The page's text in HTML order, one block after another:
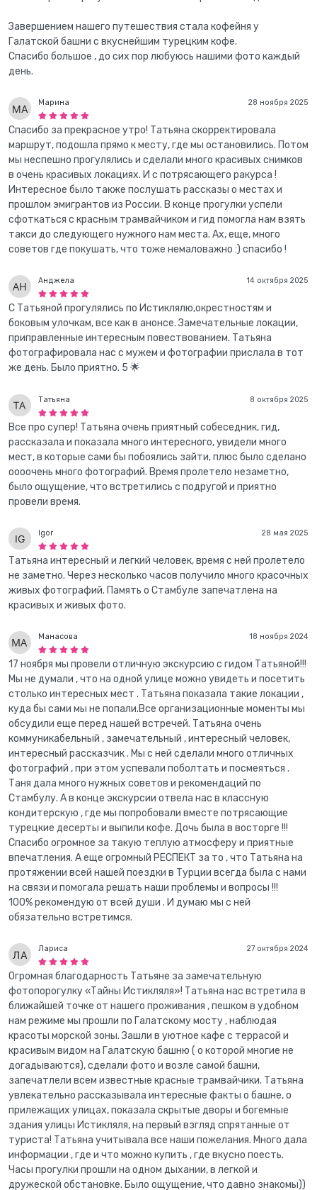
Завершением нашего путешествия стала кофейня у
Галатской башни с вкуснейшим турецким кофе.
Спасибо большое , до сих пор любуюсь нашими фото каждый
день.
28 ноября 2025
Марина
Спасибо за прекрасное утро! Татьяна скорректировала
маршрут, подошла прямо к месту, где мы остановились. Потом
мы неспешно прогулялись и сделали много красивых снимков
в очень красивых локациях. И с потрясающего ракурса !
Интересное было также послушать рассказы о местах и
прошлом эмигрантов из России. В конце прогулки успели
сфоткаться с красным трамвайчиком и гид помогла нам взять
такси до следующего нужного нам места. Ах, еще, много
советов где покушать, что тоже немаловажно :) спасибо !
14 октября 2025
Анджела
С Татьяной прогулялись по Истиклялю,окрестностям и
боковым улочкам, все как в анонсе. Замечательные локации,
приправленные интересным повествованием. Татьяна
фотографировала нас с мужем и фотографии прислала в тот
же день. Было приятно. 5 🌟
8 октября 2025
Татьяна
Все про супер! Татьяна очень приятный собеседник, гид,
рассказала и показала много интересного, увидели много
мест, в которые сами бы побоялись зайти, плюс было сделано
оооочень много фотографий. Время пролетело незаметно,
было ощущение, что встретились с подругой и приятно
провели время.
28 мая 2025
Igor
Татьяна интересный и легкий человек, время с ней пролетело
не заметно. Через несколько часов получило много красочных
живых фотографий. Память о Стамбуле запечатлена на
красивых и живых фото.
18 ноября 2024
Манасова
17 ноября мы провели отличную экскурсию с гидом Татьяной!!!
Мы не думали , что на одной улице можно увидеть и посетить
столько интересных мест . Татьяна показала такие локации ,
куда бы сами мы не попали.Все организационные моменты мы
обсудили еще перед нашей встречей. Татьяна очень
коммуникабельный , замечательный , интересный человек,
интересный рассказчик . Мы с ней сделали много отличных
фотографий , при этом успевали поболтать и посмеяться .
Таня дала много нужных советов и рекомендаций по
Стамбулу. А в конце экскурсии отвела нас в классную
кондитерскую , где мы попробовали вместе потрясающие
турецкие десерты и выпили кофе. Дочь была в восторге !!!
Спасибо огромное за такую теплую атмосферу и приятные
впечатления. А еще огромный РЕСПЕКТ за то , что Татьяна на
протяжении всей нашей поездки в Турции всегда была с нами
на связи и помогала решать наши проблемы и вопросы !!!
100% рекомендую от всей души . И думаю мы с ней
обязательно встретимся.
27 октября 2024
Лариса
Огромная благодарность Татьяне за замечательную
фотопорогулку «Тайны Истикляля»! Татьяна нас встретила в
ближайшей точке от нашего проживания , пешком в удобном
нам режиме мы прошли по Галатскому мосту , наблюдая
красоты морской зоны. Зашли в уютное кафе с террасой и
красивым видом на Галатскую башню ( о которой многие не
догадываются), сделали фото и возле самой башни,
запечатлели всем известные красные трамвайчики. Татьяна
увлекательно рассказывала интересные факты о башне, о
прилежащих улицах, показала скрытые дворы и богемные
здания улицы Истикляля, на первый взгляд спрятанные от
туриста! Татьяна учитывала все наши пожелания. Много дала
информации , где и что можно купить , где вкусно поесть.
Часы прогулки прошли на одном дыхании, в легкой и
дружеской обстановке. Было ощущение, что давно знакомы))